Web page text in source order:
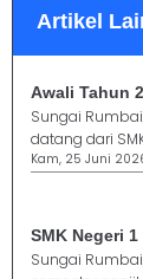
Artikel
Awali Tahun
Sungai
datang dari
Kam, 25 Juni
SMK Negeri
Sungai